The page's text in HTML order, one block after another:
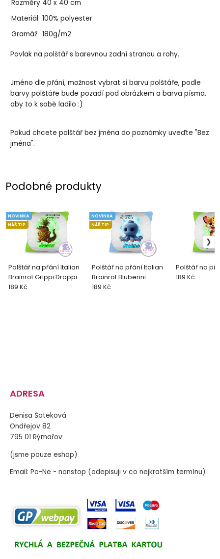
Rozměry 40 x 40 cm
Materiál 100% polyester
Gramáž 180g/m2
Povlak na polštář s barevnou zadní stranou a rohy.
Jméno dle přání, možnost vybrat si barvu polštáře, podle
barvy polštáře bude pozadí pod obrázkem a barva písma,
aby to k sobě ladilo :)
Pokud chcete polštář bez jména do poznámky uveďte "Bez
jména".
Podobné produkty
Polštář na přání Italian
Brainrot Grippi Droppi
Krokodilo
NOVINKA
NÁŠ TIP
189 Kč
Polštář na přání Italian
Brainrot Bluberini
Octopusini
NOVINKA
NÁŠ TIP
189 Kč
Polštář na
189 Kč
ADRESA
Denisa Šateková
Ondřejov 82
795 01 Rýmařov
(jsme pouze eshop)
Email: Po-Ne - nonstop (odepisuji v co nejkratším termínu)